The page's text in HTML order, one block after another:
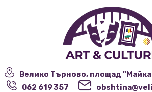
Велико Търново, площад
062 619 357